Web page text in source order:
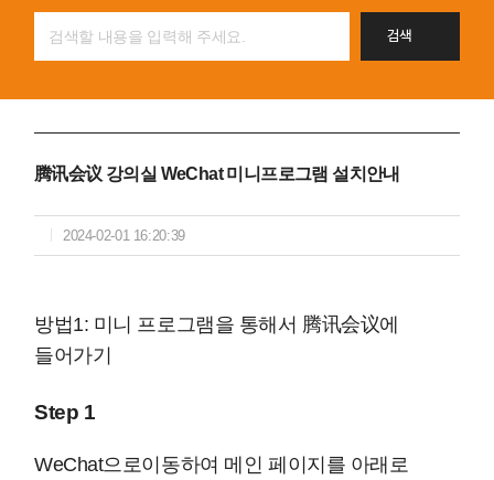
검색
腾讯会议 강의실 WeChat 미니프로그램 설치안내
2024-02-01 16:20:39
방법1: 미니 프로그램을 통해서 腾讯会议에
들어가기
Step 1
WeChat으로이동하여 메인 페이지를 아래로